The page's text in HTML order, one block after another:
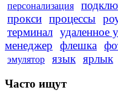
персонализация
прокси процессы
терминал удаленное
менеджер
флешка
эмулятор
язык ярлык
Часто ищут